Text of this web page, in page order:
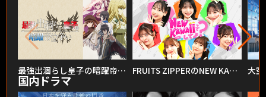
最強出涸らし皇子の暗躍帝位争い FRUITS ZIPPERのNEW KAWAIIってしてよ？ 大
国内ドラマ